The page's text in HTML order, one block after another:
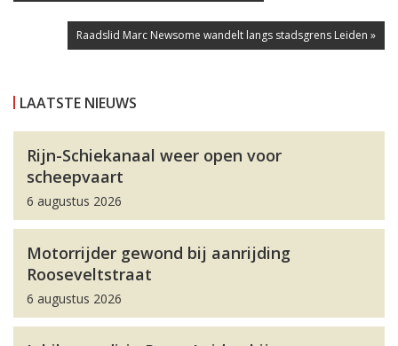
Raadslid Marc Newsome wandelt langs stadsgrens Leiden »
LAATSTE NIEUWS
Rijn-Schiekanaal weer open voor
scheepvaart
6 augustus 2026
Motorrijder gewond bij aanrijding
Rooseveltstraat
6 augustus 2026